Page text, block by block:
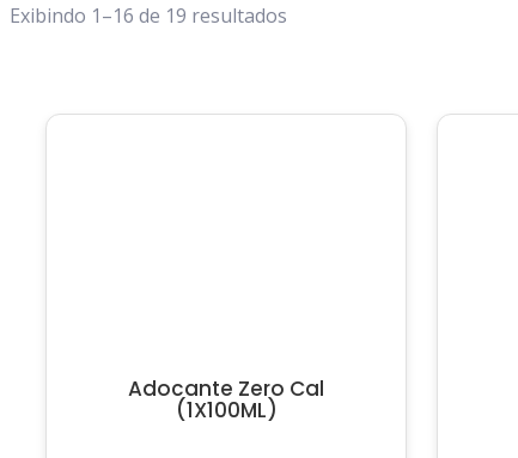
Exibindo 1–16 de 19 resultados
Adocante Zero Cal
(1X100ML)